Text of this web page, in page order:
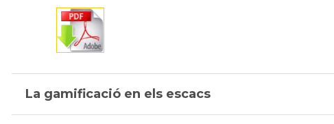
La gamificació en els escacs